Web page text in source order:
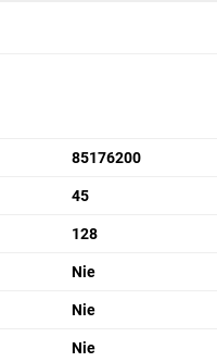
85176200
45
128
Nie
Nie
Nie